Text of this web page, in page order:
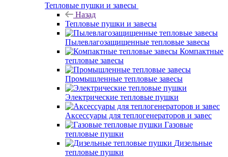
Тепловые пушки и завесы
Назад
Тепловые пушки и завесы
Пылевлагозащищенные тепловые завесы
Компактные
тепловые завесы
Промышленные тепловые завесы
Электрические тепловые пушки
Аксессуары для теплогенераторов и завес
Газовые
тепловые пушки
Дизельные
тепловые пушки